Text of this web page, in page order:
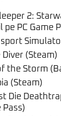
2:
pe PC Game
Diver (Steam)
the Storm
(Steam)
Die
Pass)